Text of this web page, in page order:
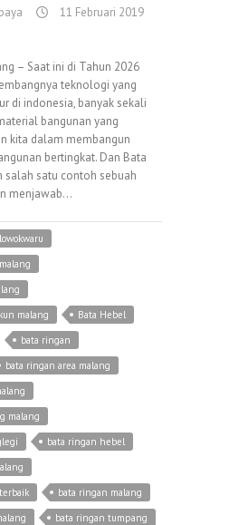
11 Februari 2019
– Saat ini di Tahun 2026
teknologi yang
di indonesia, banyak sekali
bangunan yang
kita dalam membangun
bertingkat. Dan Bata
salah satu contoh sebuah
menjawab…
malang
Bata Hebel
bata ringan
bata ringan area malang
malang
bata ringan hebel
bata ringan malang
bata ringan tumpang